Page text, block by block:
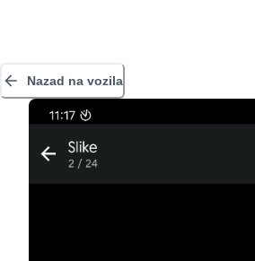
Nazad na vozila